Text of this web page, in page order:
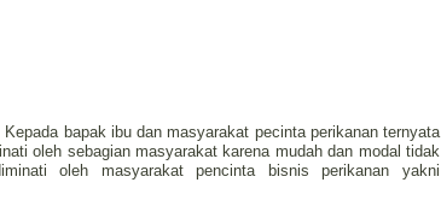
bapak ibu dan masyarakat pecinta perikanan ternyata
oleh sebagian masyarakat karena mudah dan modal tidak
oleh masyarakat pencinta bisnis perikanan yakni